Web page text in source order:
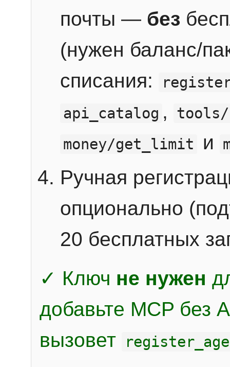
почты — без
(нужен баланс/
списания:
api_catalog ,
money/get_limit
и
Ручная
опционально
20 бесплатных
✓ Ключ не нужен
добавьте MCP без
вызовет